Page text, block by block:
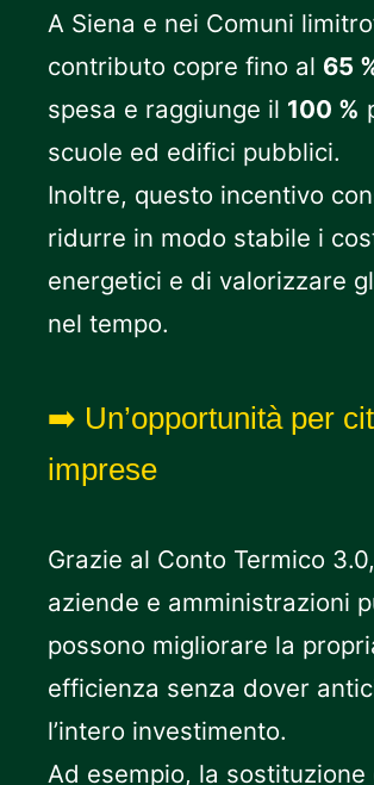
A Siena e nei Comuni
contributo copre fino al 65
spesa e raggiunge il 100 %
scuole ed edifici pubblici.
Inoltre, questo incentivo
ridurre in modo stabile i
energetici e di valorizzare
nel tempo.
➡️ Un’opportunità per
imprese
Grazie al Conto Termico
aziende e amministrazioni
possono migliorare la
efficienza senza dover
l’intero investimento.
Ad esempio, la sostituzione